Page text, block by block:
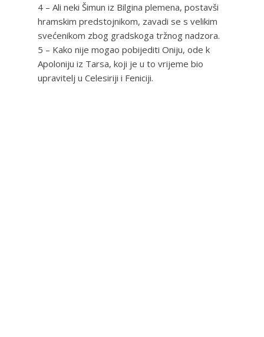
4 – Ali neki Šimun iz Bilgina plemena, postavši
hramskim predstojnikom, zavadi se s velikim
svećenikom zbog gradskoga tržnog nadzora.
5 – Kako nije mogao pobijediti Oniju, ode k
Apoloniju iz Tarsa, koji je u to vrijeme bio
upravitelj u Celesiriji i Feniciji.